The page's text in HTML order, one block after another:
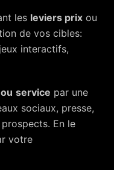
les leviers prix ou
de vos cibles:
interactifs,
ou service par une
sociaux, presse,
En le
votre